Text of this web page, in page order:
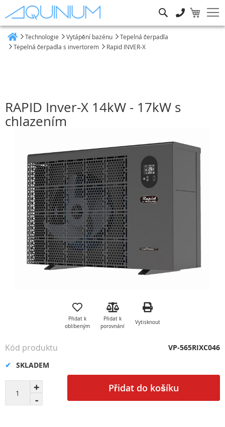
Technologie Vytápění bazénu
Tepelná čerpadla
Tepelná čerpadla s invertorem
Rapid INVER-X
RAPID Inver-X 14kW - 17kW s
chlazením
obrázky
obrázky
Přidat k
oblíbeným
Přidat k
porovnání
Vytisknout
Přidat do košíku
SKLADEM
Kód produktu VP-565RIXC046